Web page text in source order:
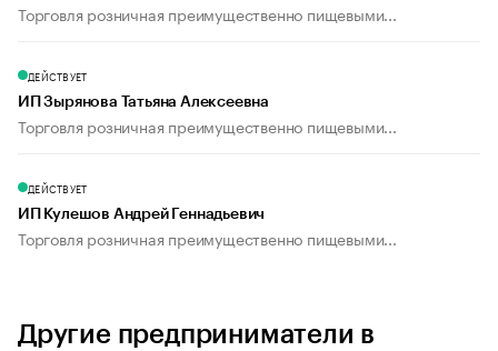
Торговля розничная преимущественно пищевыми...
ДЕЙСТВУЕТ
ИП Зырянова Татьяна Алексеевна
Торговля розничная преимущественно пищевыми...
ДЕЙСТВУЕТ
ИП Кулешов Андрей Геннадьевич
Торговля розничная преимущественно пищевыми...
Другие предприниматели в